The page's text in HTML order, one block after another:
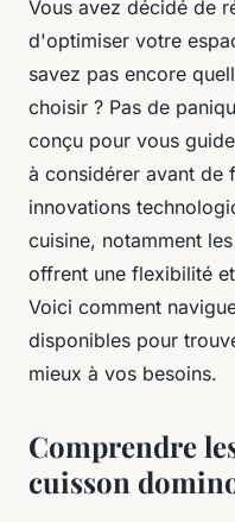
Vous avez décidé de
d'optimiser votre
savez pas encore
choisir ? Pas de
conçu pour vous
à considérer avant de
innovations
cuisine, notamment
offrent une flexibilité
Voici comment
disponibles pour
mieux à vos besoins.
Comprendre
cuisson